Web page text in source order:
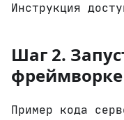
Инструкция
Шаг 2.
фреймворке
Пример кода